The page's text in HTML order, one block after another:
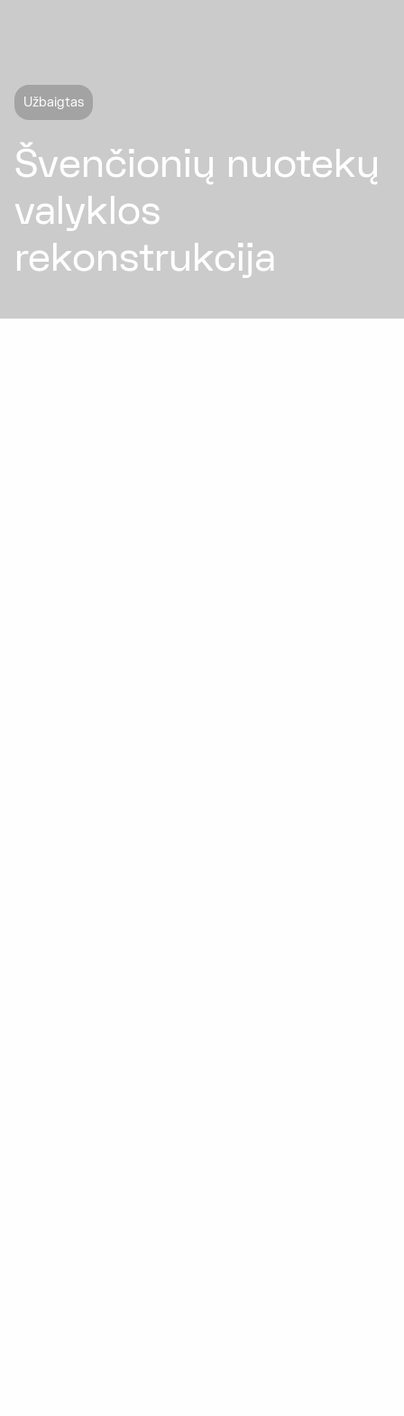
Užbaigtas
Švenčionių nuotekų
valyklos
rekonstrukcija